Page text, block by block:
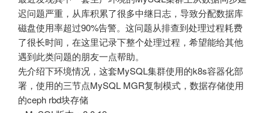
迟问题严重，从库积累了很多中继日志，导致分配数据库
磁盘使用率超过90%告警。这问题从排查到处理过程耗费
了很长时间，在这里记录下整个处理过程，希望能给其他
遇到此类问题的朋友一点帮助。
先介绍下环境情况，这套MySQL集群使用的k8s容器化部
署，使用的三节点MySQL MGR复制模式，数据存储使用
的ceph rbd块存储